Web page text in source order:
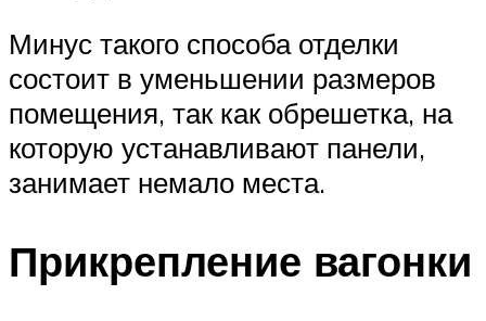
Минус такого способа отделки
состоит в уменьшении размеров
помещения, так как обрешетка, на
которую устанавливают панели,
занимает немало места.
Прикрепление вагонки